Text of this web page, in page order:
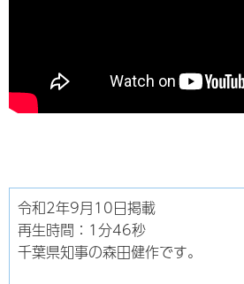
令和2年9月10日掲載
再生時間：1分46秒
千葉県知事の森田健作です。